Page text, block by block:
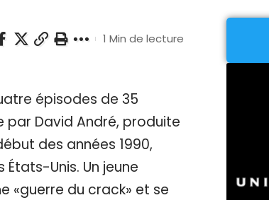
1 Min de lecture
épisodes de 35
David André, produite
des années 1990,
Unis. Un jeune
«guerre du crack» et se